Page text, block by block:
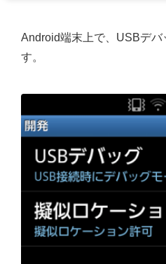
Android端末上で、USBデバ
す。